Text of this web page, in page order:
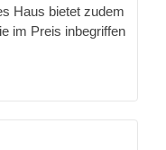
Haus bietet zudem
im Preis inbegriffen